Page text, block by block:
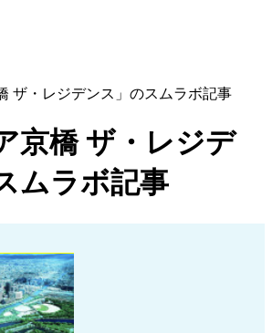
ザ・レジデンス」のスムラボ記事
京橋 ザ・レジデ
ムラボ記事